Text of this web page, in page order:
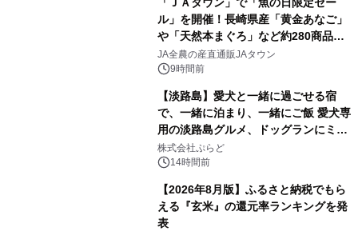
ル」を開催！長崎県産「黄金あなご」
や「天然本まぐろ」など約280商品を
販売！～毎月１０日の定例企画～
JA全農の産直通販JAタウン
9時間前
【淡路島】愛犬と一緒に過ごせる宿
で、一緒に泊まり、一緒にご飯 愛犬専
用の淡路島グルメ、ドッグランにミニ
プール グランピングとトレーラーハウ
スの2施設で
株式会社ぷらど
14時間前
【2026年8月版】ふるさと納税でもら
える『玄米』の還元率ランキングを発
表